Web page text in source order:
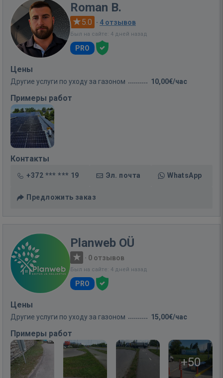
Roman B.
5.0 · 4 отзывов
Был на сайте: 4 дней назад
PRO
Цены
Другие услуги по уходу за газоном 10,00€/час
Примеры работ
Контакты
+372 *** *** 19 Эл. почта WhatsApp
Предложить заказ
Planweb OÜ
· 0 отзывов
Был на сайте: 4 дней назад
PRO
Цены
Другие услуги по уходу за газоном 15,00€/час
Примеры работ
+50